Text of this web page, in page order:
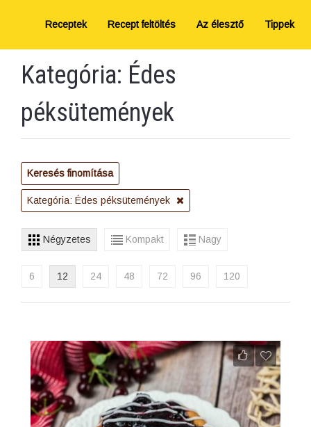
Receptek Recept feltöltés Az élesztő Tippek
Kategória: Édes
péksütemények
Keresés finomítása
Kategória: Édes péksütemények
Négyzetes Kompakt Nagy
6 12 24 48 72 96 120